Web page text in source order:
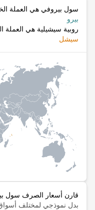
سول بيروفي هي العملة
بيرو
روبية سيشيلية هي العملة
سيشل
قارن أسعار الصرف سول
بدل نموذجي لمختلف